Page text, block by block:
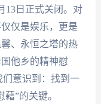
13日正式关闭。对
仅是娱乐，更是
、永恒之塔的热
他乡的精神慰
意识到：找到一
”的关键。